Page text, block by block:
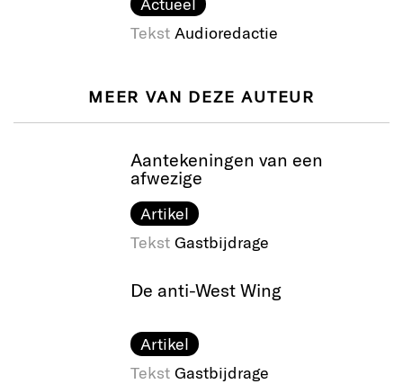
Actueel
Tekst Audioredactie
MEER VAN DEZE AUTEUR
Aantekeningen van een
afwezige
Artikel
Tekst Gastbijdrage
De anti-West Wing
Artikel
Tekst Gastbijdrage